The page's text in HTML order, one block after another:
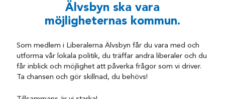
Älvsbyn ska vara
möjligheternas kommun.
Som medlem i Liberalerna Älvsbyn får du vara med och
utforma vår lokala politik, du träffar andra liberaler och du
får inblick och möjlighet att påverka frågor som vi driver.
Ta chansen och gör skillnad, du behövs!